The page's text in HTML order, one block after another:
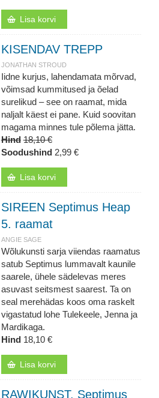
Lisa korvi
KISENDAV TREPP
JONATHAN STROUD
Iidne kurjus, lahendamata mõrvad,
võimsad kummitused ja õelad
surelikud – see on raamat, mida
naljalt käest ei pane. Kuid soovitan
magama minnes tule põlema jätta.
Hind 18,10 €
Soodushind 2,99 €
Lisa korvi
SIREEN Septimus Heap
5. raamat
ANGIE SAGE
Wõlukunsti sarja viiendas raamatus
satub Septimus lummavalt kaunile
saarele, ühele sädelevas meres
asuvast seitsmest saarest. Ta on
seal merehädas koos oma raskelt
vigastatud lohe Tulekeele, Jenna ja
Mardikaga.
Hind 18,10 €
Lisa korvi
RAWIKUNST. Septimus